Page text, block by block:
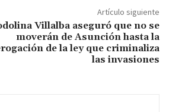
Artículo siguiente
Villalba aseguró que no se
moverán de Asunción hasta la
de la ley que criminaliza
las invasiones